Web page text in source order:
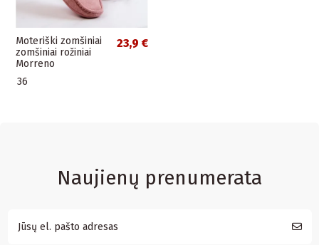
Moteriški zomšiniai
zomšiniai rožiniai
Morreno
23,9 €
36
Naujienų prenumerata